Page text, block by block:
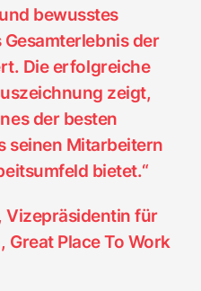
bewusstes
der
Die erfolgreiche
zeigt,
der besten
seinen Mitarbeitern
bietet.“
Vizepräsidentin für
Place To Work